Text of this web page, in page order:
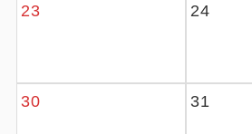
23 24
30 31